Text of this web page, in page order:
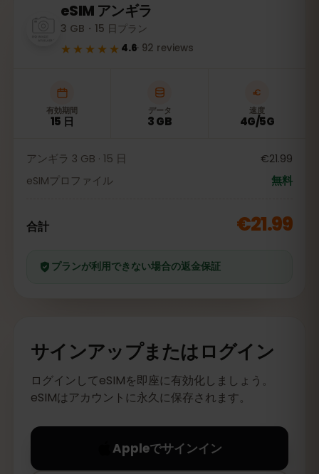
eSIM アンギラ
3 GB・15 日プラン
★★★★★ 4.6· 92 reviews
有効期間
15 日
データ
3 GB
速度
4G/5G
アンギラ 3 GB · 15 日
€21.99
eSIMプロファイル
無料
合計 €21.99
プランが利用できない場合の返金保証
サインアップまたはログイン
ログインしてeSIMを即座に有効化しましょう。
eSIMはアカウントに永久に保存されます。
Appleでサインイン